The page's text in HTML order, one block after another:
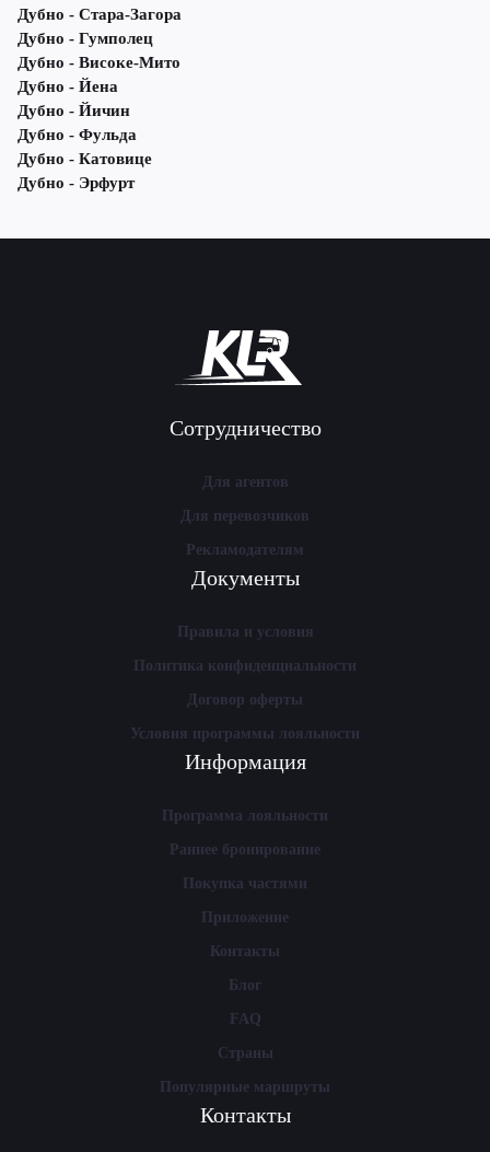
Дубно - Стара-Загора
Дубно - Гумполец
Дубно - Високе-Мито
Дубно - Йена
Дубно - Йичин
Дубно - Фульда
Дубно - Катовице
Дубно - Эрфурт
Сотрудничество
Для агентов
Для перевозчиков
Рекламодателям
Документы
Правила и условия
Политика конфиденциальности
Договор оферты
Условия программы лояльности
Информация
Программа лояльности
Раннее бронирование
Покупка частями
Приложение
Контакты
Блог
FAQ
Страны
Популярные маршруты
Контакты